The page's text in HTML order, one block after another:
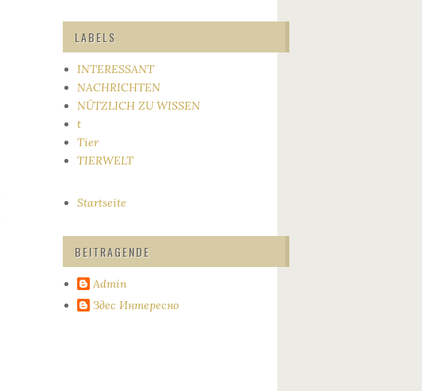
LABELS
INTERESSANT
NACHRICHTEN
NÜTZLICH ZU WISSEN
t
Tier
TIERWELT
Startseite
BEITRAGENDE
Admin
Здес Интересно